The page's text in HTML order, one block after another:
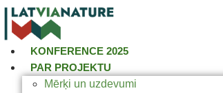
KONFERENCE 2025
PAR PROJEKTU
Mērķi un uzdevumi